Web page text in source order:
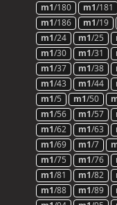
m1/180 m1/181
m1/186 m1/19
m1/24 m1/25
m1/30 m1/31
m1/37 m1/38
m1/43 m1/44
m1/5 m1/50
m1/56 m1/57
m1/62 m1/63
m1/69 m1/7
m1/75 m1/76
m1/81 m1/82
m1/88 m1/89